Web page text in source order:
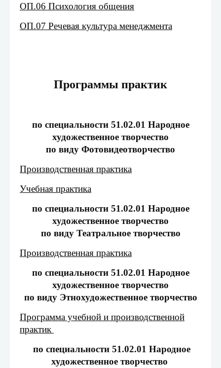
ОП.06 Психология общения
ОП.07 Речевая культура менеджмента
Программы практик
по специальности 51.02.01 Народное
художественное творчество
по виду Фотовидеотворчество
Производственная практика
Учебная практика
по специальности 51.02.01 Народное
художественное творчество
по виду Театральное творчество
Производственная практика
по специальности 51.02.01 Народное
художественное творчество
по виду Этнохудожественное творчество
Программа учебной и производственной
практик
по специальности 51.02.01 Народное
художественное творчество